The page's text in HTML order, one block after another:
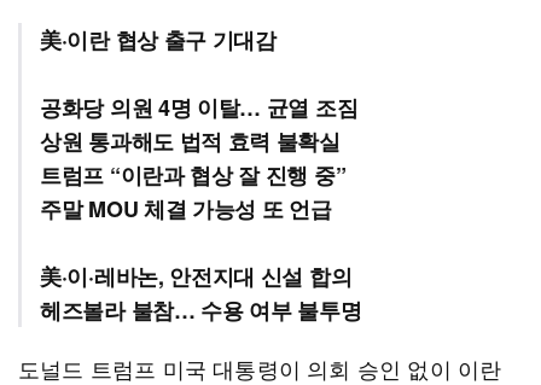
美·이란 협상 출구 기대감
공화당 의원 4명 이탈… 균열 조짐
상원 통과해도 법적 효력 불확실
트럼프 “이란과 협상 잘 진행 중”
주말 MOU 체결 가능성 또 언급
美·이·레바논, 안전지대 신설 합의
헤즈볼라 불참… 수용 여부 불투명
도널드 트럼프 미국 대통령이 의회 승인 없이 이란